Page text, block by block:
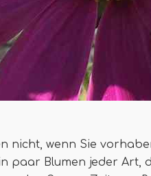
nicht, wenn Sie
paar Blumen jeder Art,